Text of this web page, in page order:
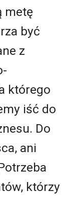
metę
być
z
którego
iść do
Do
ani
którzy